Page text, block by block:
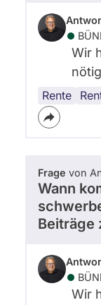
Wir
Rente
Frage von
Wann
Beiträge
Wir